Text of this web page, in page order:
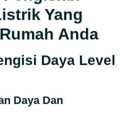
Yang
Anda
Daya Level
Daya Dan